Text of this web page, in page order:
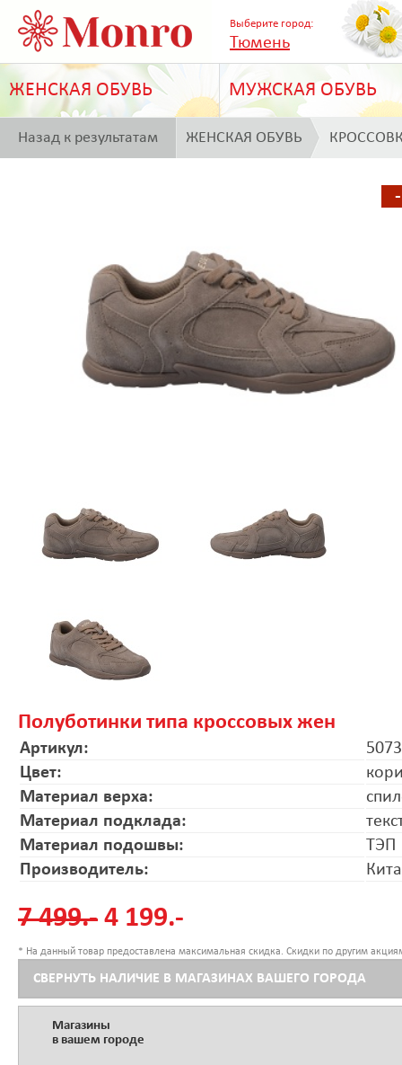
Выберите город:
Тюмень
ЖЕНСКАЯ ОБУВЬ МУЖСКАЯ ОБУВЬ
Назад к результатам ЖЕНСКАЯ ОБУВЬ
Полуботинки типа кроссовых жен
Артикул:
Цвет:
Материал верха:
Материал подклада:
Материал подошвы:
ТЭП
Производитель:
7 499.- 4 199.-
* На данный товар предоставлена максимальная скидка. Скидки по другим
СВЕРНУТЬ НАЛИЧИЕ В МАГАЗИНАХ ВАШЕГО ГОРОДА
Магазины
в вашем городе